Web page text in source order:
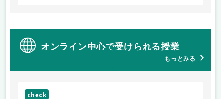
オンライン中心で受けられる授業
もっとみる
check